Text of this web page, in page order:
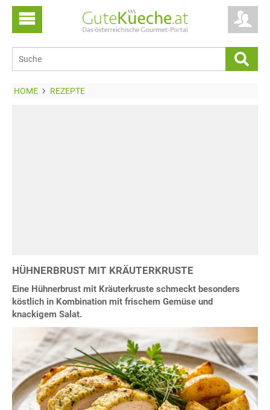
HOME REZEPTE
HÜHNERBRUST MIT KRÄUTERKRUSTE
Eine Hühnerbrust mit Kräuterkruste schmeckt besonders
köstlich in Kombination mit frischem Gemüse und
knackigem Salat.